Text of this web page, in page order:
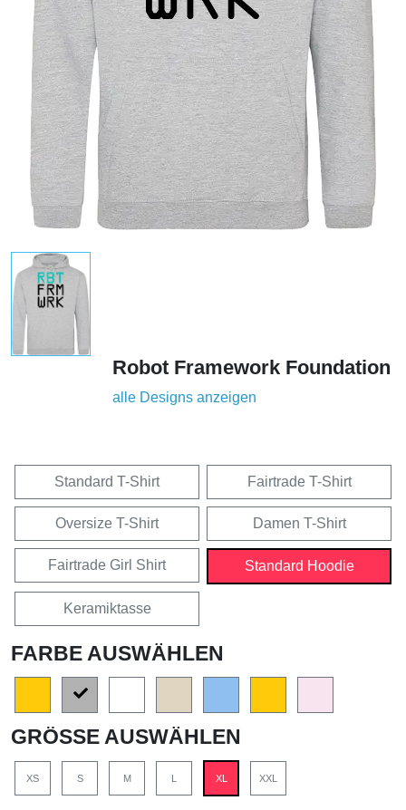
Robot Framework Foundation
alle Designs anzeigen
Standard T-Shirt Fairtrade T-Shirt
Oversize T-Shirt Damen T-Shirt
Fairtrade Girl Shirt Standard Hoodie
Keramiktasse
FARBE AUSWÄHLEN
GRÖSSE AUSWÄHLEN
XS S M L XL XXL